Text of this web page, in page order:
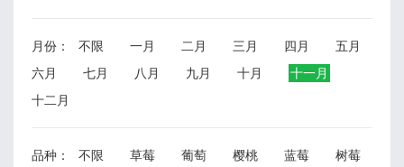
月份： 不限 一月 二月 三月 四月
五月
六月
七月 八月 九月 十月
十一月
十二月
品种： 不限 草莓 葡萄 樱桃 蓝莓
树莓